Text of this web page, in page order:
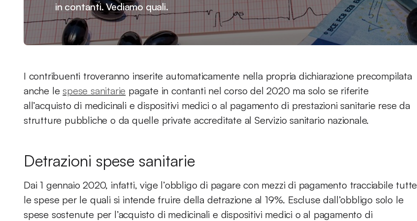
in contanti. Vediamo quali.
I contribuenti troveranno inserite automaticamente nella propria dichiarazione precompilata
anche lespese sanitarie pagate in contanti nel corso del 2020 ma solo se riferite
all’acquisto di medicinali e dispositivi medici o al pagamento di prestazioni sanitarie rese da
strutture pubbliche o da quelle private accreditate al Servizio sanitario nazionale.
Detrazioni spese sanitarie
Dai 1 gennaio 2020, infatti, vige l’obbligo di pagare con mezzi di pagamento tracciabile tutte
le spese per le quali si intende fruire della detrazione al 19%. Escluse dall’obbligo solo le
spese sostenute per l’acquisto di medicinali e dispositivi medici o al pagamento di